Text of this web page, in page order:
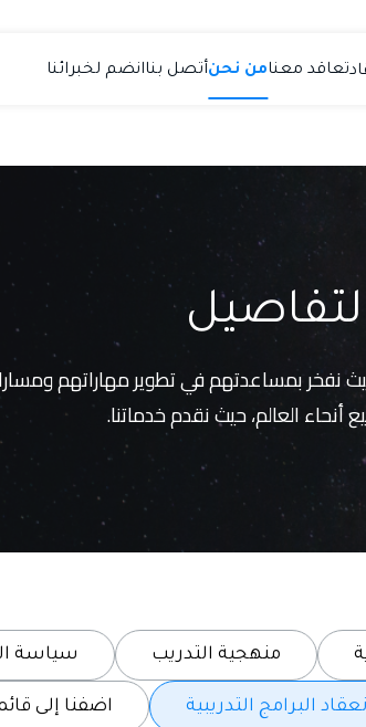
تعاقد معنامن نحنأتصل بناانضم لخبرائنا
نفخر بمساعدتهم في تطوير مهاراتهم
العالم، حيث نقدم خدماتنا.
منهجية التدريب سياسة
البرامج التدريبية اضفنا إلى